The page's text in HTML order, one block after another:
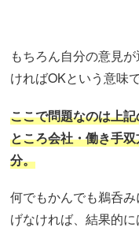
もちろん自分の意見
ければOKという意味
ここで問題なのは上
ところ会社・働き手
分。
何でもかんでも鵜呑
げなければ、結果的に